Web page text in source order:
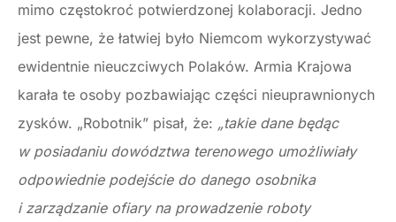
mimo częstokroć potwierdzonej kolaboracji. Jedno
jest pewne, że łatwiej było Niemcom wykorzystywać
ewidentnie nieuczciwych Polaków. Armia Krajowa
karała te osoby pozbawiając części nieuprawnionych
zysków. „Robotnik” pisał, że: „takie dane będąc
w posiadaniu dowództwa terenowego umożliwiały
odpowiednie podejście do danego osobnika
i zarządzanie ofiary na prowadzenie roboty